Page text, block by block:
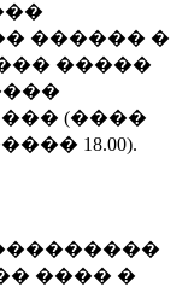
������ �
��� �����
(����
18.00).
���� �